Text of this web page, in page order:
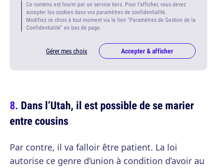
Ce contenu est fourni par un service tiers. Pour l'afficher, vous devez
accepter les cookies dans vos paramètres de confidentialité.
Modifiez ce choix à tout moment via le lien "Paramètres de Gestion de la
Confidentialité" en bas de page.
Gérer mes choix Accepter & afficher
Dans l’Utah, il est possible de se marier
entre cousins
Par contre, il va falloir être patient. La loi
autorise ce genre d’union à condition d’avoir au